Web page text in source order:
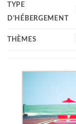
TYPE
D'HÉBERGEMENT
THÈMES